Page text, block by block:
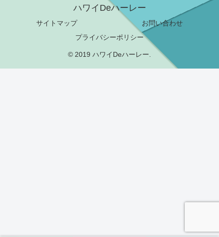
ハワイDeハーレー
サイトマップ
お問い合わせ
プライバシーポリシー
© 2019 ハワイDeハーレー.